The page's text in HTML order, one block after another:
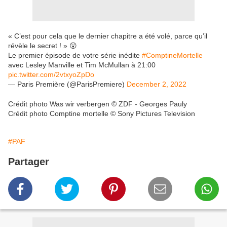
« C’est pour cela que le dernier chapitre a été volé, parce qu’il
révèle le secret ! » 😲
Le premier épisode de votre série inédite #ComptineMortelle
avec Lesley Manville et Tim McMullan à 21:00
pic.twitter.com/2vtxyoZpDo
— Paris Première (@ParisPremiere) December 2, 2022
Crédit photo Was wir verbergen © ZDF - Georges Pauly
Crédit photo Comptine mortelle © Sony Pictures Television
#PAF
Partager